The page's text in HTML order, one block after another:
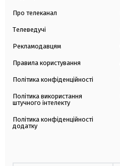
Про телеканал
Телеведучі
Рекламодавцям
Правила користування
Політика конфіденційності
Політика використання
штучного інтелекту
Політика конфіденційності
додатку